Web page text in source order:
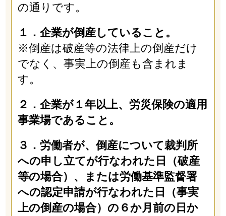
の通りです。
１．企業が倒産していること。
※倒産は破産等の法律上の倒産だけ
でなく、事実上の倒産も含まれま
す。
２．企業が１年以上、労災保険の適用
事業場であること。
３．労働者が、倒産について裁判所
への申し立てが行なわれた日（破産
等の場合）、または労働基準監督署
への認定申請が行なわれた日（事実
上の倒産の場合）の６か月前の日か